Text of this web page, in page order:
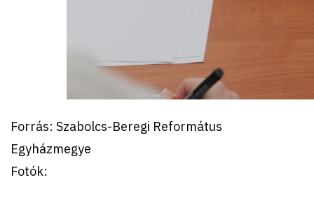
Forrás: Szabolcs-Beregi Református
Egyházmegye
Fotók: